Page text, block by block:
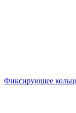
Фиксирующее